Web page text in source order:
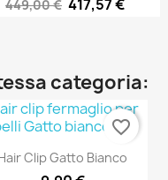
449,00 € 417,57 €
categoria:
Clip Gatto Bianco
favorite_border